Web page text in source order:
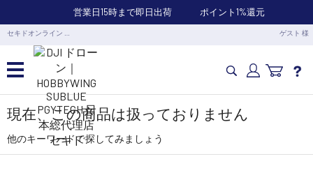
営業日15時まで即日出荷 ポイント1%還元
セキドオンライン … ゲスト 様
カメラドローン・生活家電
カメラ・スタビライザー
現在、この商品は扱っておりません
他のキーワードで探してみましょう